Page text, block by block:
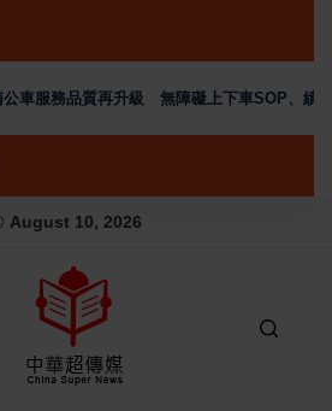
服務品質再升級 無障礙上下車SOP、績優駕
August 10, 2026